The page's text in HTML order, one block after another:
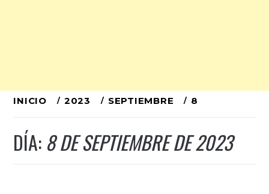
Ir
contenido
INICIO 2023 SEPTIEMBRE 8
DÍA: 8 DE SEPTIEMBRE DE 2023